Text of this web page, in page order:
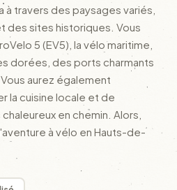
travers des paysages variés,
des sites historiques. Vous
5 (EV5), la vélo maritime,
dorées, des ports charmants
aurez également
la cuisine locale et de
en chemin. Alors,
à vélo en Hauts-de-